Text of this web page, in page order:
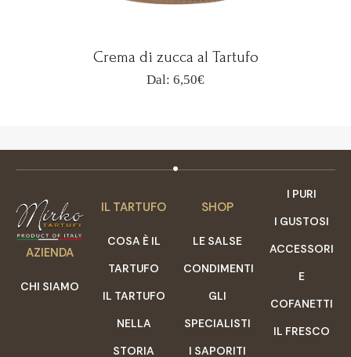
Crema di zucca al Tartufo
Dal: 6,50€
AZIENDA
CHI SIAMO
IL TARTUFO
COSA È IL
TARTUFO
IL TARTUFO
NELLA
STORIA
SHOP
LE SALSE
CONDIMENTI
GLI
SPECIALISTI
I SAPORITI
I PURI
I GUSTOSI
ACCESSORI
E
COFANETTI
IL FRESCO